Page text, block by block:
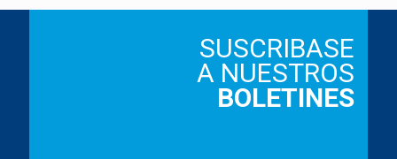
SUSCRIBASE
A NUESTROS
BOLETINES